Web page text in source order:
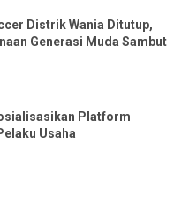
Distrik Wania Ditutup,
Generasi Muda Sambut
Platform
Usaha